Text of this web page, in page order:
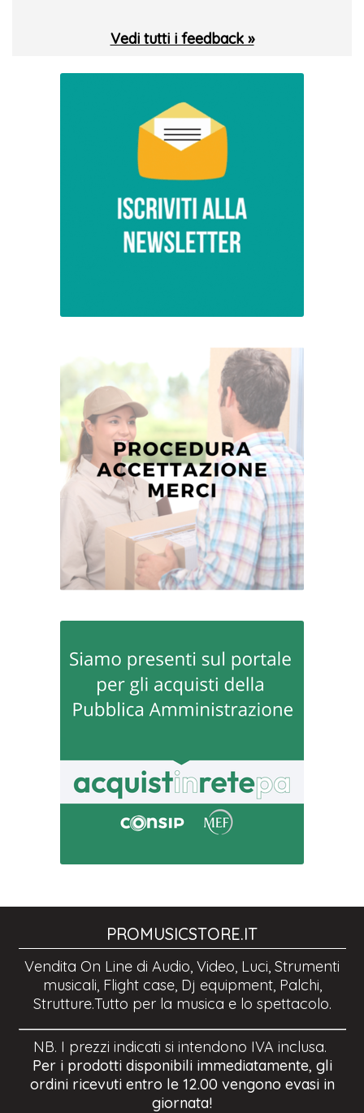
Vedi tutti i feedback »
PROMUSICSTORE.IT
Vendita On Line di Audio, Video, Luci, Strumenti
musicali, Flight case, Dj equipment, Palchi,
Strutture.Tutto per la musica e lo spettacolo.
NB. I prezzi indicati si intendono IVA inclusa.
Per i prodotti disponibili immediatamente, gli
ordini ricevuti entro le 12.00 vengono evasi in
giornata!